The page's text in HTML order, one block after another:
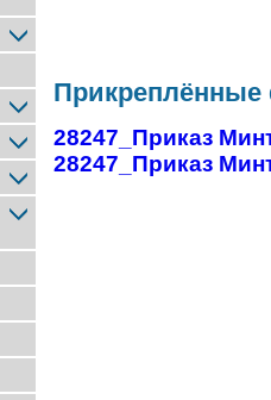
28247_Приказ
28247_Приказ